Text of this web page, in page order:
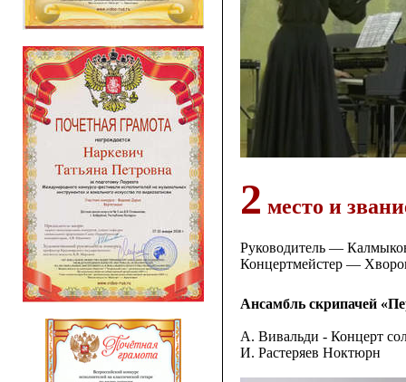
2 место и
Руководитель —
Концертмейстер —
Ансамбль скрипачей
А. Вивальди - Концерт
И. Растеряев Ноктюрн